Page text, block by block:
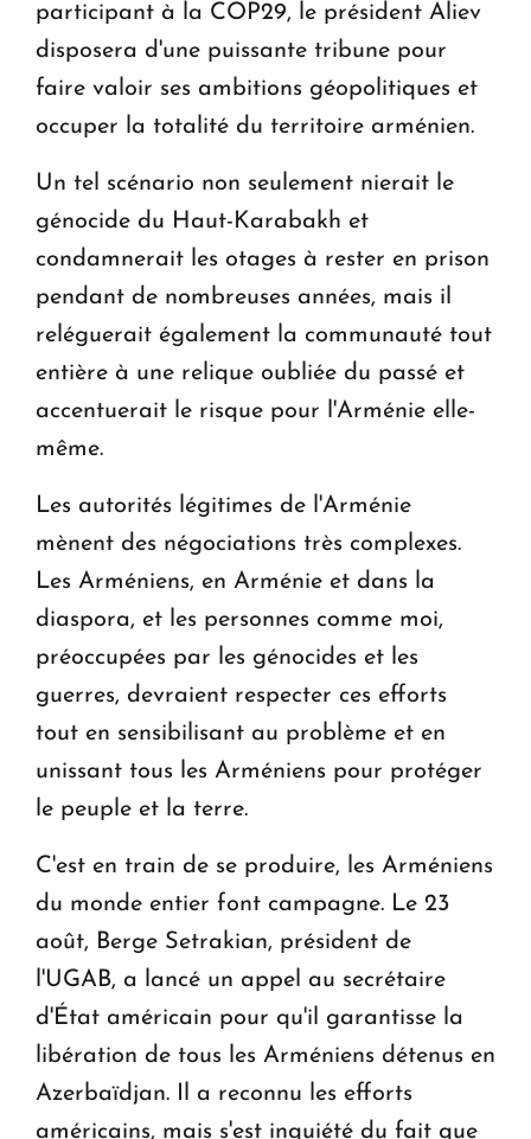
participant à la COP29, le président Aliev
disposera d'une puissante tribune pour
faire valoir ses ambitions géopolitiques et
occuper la totalité du territoire arménien.
Un tel scénario non seulement nierait le
génocide du Haut-Karabakh et
condamnerait les otages à rester en prison
pendant de nombreuses années, mais il
reléguerait également la communauté tout
entière à une relique oubliée du passé et
accentuerait le risque pour l'Arménie elle-
même.
Les autorités légitimes de l'Arménie
mènent des négociations très complexes.
Les Arméniens, en Arménie et dans la
diaspora, et les personnes comme moi,
préoccupées par les génocides et les
guerres, devraient respecter ces efforts
tout en sensibilisant au problème et en
unissant tous les Arméniens pour protéger
le peuple et la terre.
C'est en train de se produire, les Arméniens
du monde entier font campagne. Le 23
août, Berge Setrakian, président de
l'UGAB, a lancé un appel au secrétaire
d'État américain pour qu'il garantisse la
libération de tous les Arméniens détenus en
Azerbaïdjan. Il a reconnu les efforts
américains, mais s'est inquiété du fait que